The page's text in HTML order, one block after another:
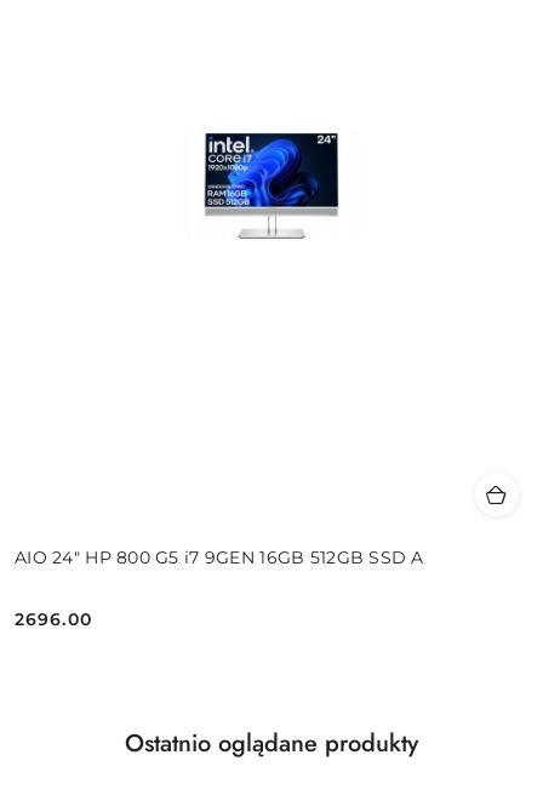
AIO 24" HP 800 G5 i7 9GEN 16GB 512GB SSD A
Cena:
2696.00
Pomiń karuzelę produktów
Produkty
Ostatnio oglądane produkty